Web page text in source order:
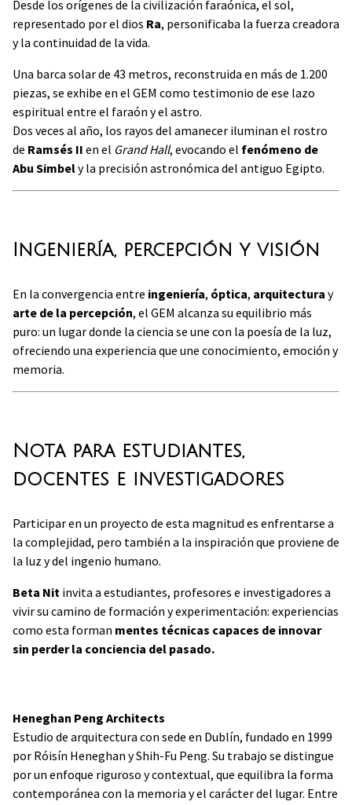
Desde los orígenes de la civilización faraónica, el sol,
representado por el dios Ra, personificaba la fuerza creadora
y la continuidad de la vida.
Una barca solar de 43 metros, reconstruida en más de 1.200
piezas, se exhibe en el GEM como testimonio de ese lazo
espiritual entre el faraón y el astro.
Dos veces al año, los rayos del amanecer iluminan el rostro
de Ramsés II en el Grand Hall, evocando el fenómeno de
Abu Simbely la precisión astronómica del antiguo Egipto.
Ingeniería, percepción y visión
En la convergencia entre ingeniería, óptica, arquitectura y
arte de la percepción, el GEM alcanza su equilibrio más
puro: un lugar donde la ciencia se une con la poesía de la luz,
ofreciendo una experiencia que une conocimiento, emoción y
memoria.
Nota para estudiantes,
docentes e investigadores
Participar en un proyecto de esta magnitud es enfrentarse a
la complejidad, pero también a la inspiración que proviene de
la luz y del ingenio humano.
Beta Nit invita a estudiantes, profesores e investigadores a
vivir su camino de formación y experimentación: experiencias
como esta forman mentes técnicas capaces de innovar
sin perder la conciencia del pasado.
Heneghan Peng Architects
Estudio de arquitectura con sede en Dublín, fundado en 1999
por Róisín Heneghan y Shih-Fu Peng. Su trabajo se distingue
por un enfoque riguroso y contextual, que equilibra la forma
contemporánea con la memoria y el carácter del lugar. Entre